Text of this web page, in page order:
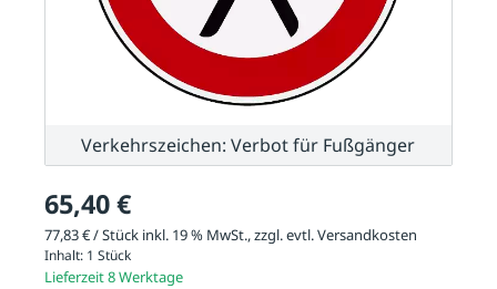
65,40 €
77,83 € / Stück inkl. 19 % MwSt., zzgl. evtl.Versandkosten
Inhalt: 1 Stück
Lieferzeit 8 Werktage
Verkehrszeichen: Verbot für Fußgänger